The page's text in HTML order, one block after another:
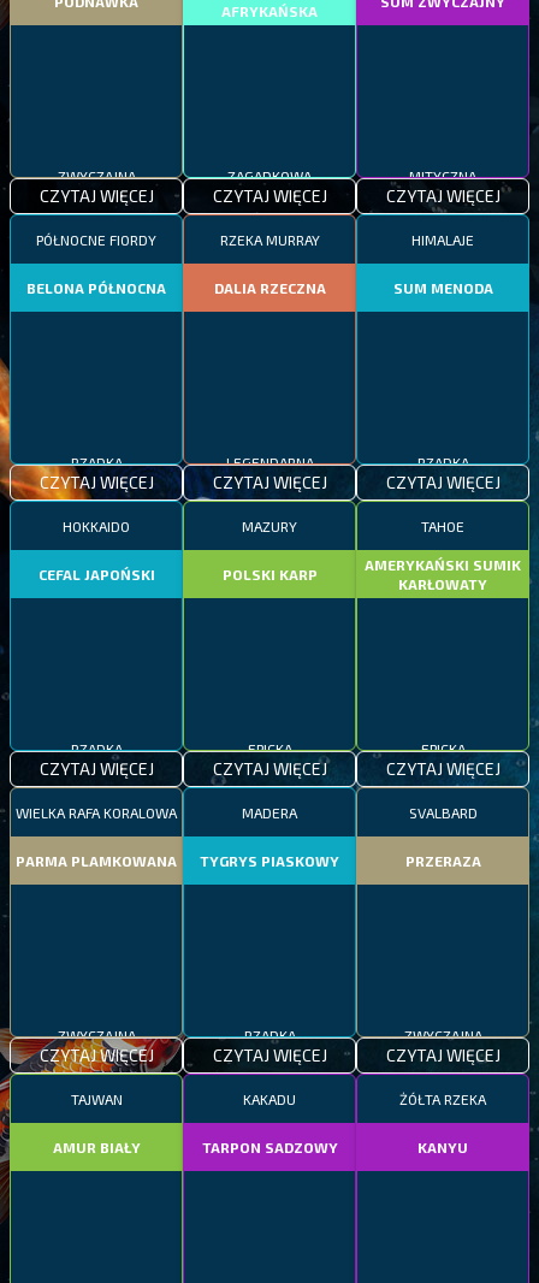
ZWYCZAJNA
CZYTAJ WIĘCEJ
AFRYKAŃSKA
ZAGADKOWA
CZYTAJ WIĘCEJ
MITYCZNA
CZYTAJ WIĘCEJ
PÓŁNOCNE FIORDY
BELONA PÓŁNOCNA
RZADKA
CZYTAJ WIĘCEJ
RZEKA MURRAY
DALIA RZECZNA
LEGENDARNA
CZYTAJ WIĘCEJ
HIMALAJE
SUM MENODA
RZADKA
CZYTAJ WIĘCEJ
HOKKAIDO
CEFAL JAPOŃSKI
RZADKA
CZYTAJ WIĘCEJ
MAZURY
POLSKI KARP
EPICKA
CZYTAJ WIĘCEJ
TAHOE
AMERYKAŃSKI SUMIK
KARŁOWATY
EPICKA
CZYTAJ WIĘCEJ
WIELKA RAFA KORALOWA
PARMA PLAMKOWANA
ZWYCZAJNA
CZYTAJ WIĘCEJ
MADERA
TYGRYS PIASKOWY
RZADKA
CZYTAJ WIĘCEJ
SVALBARD
PRZERAZA
ZWYCZAJNA
CZYTAJ WIĘCEJ
TAJWAN
AMUR BIAŁY
KAKADU
TARPON SADZOWY
ŻÓŁTA RZEKA
KANYU